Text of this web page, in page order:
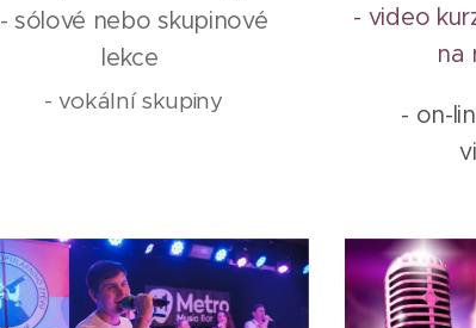
- sólové nebo skupinové
lekce
- vokální skupiny
- video
na
- on-